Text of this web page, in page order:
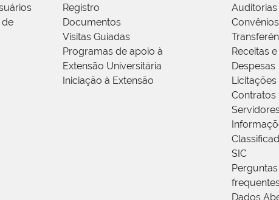
de
Registro
Documentos
Visitas Guiadas
Programas de apoio à
Extensão Universitária
Iniciação à Extensão
Auditorias
Receitas e
Despesas
Licitações
Contratos
SIC
Perguntas
Dados